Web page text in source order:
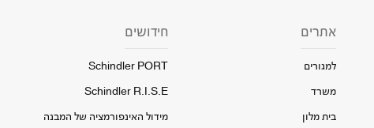
אתרים
למגורים
משרד
בית מלון
חידושים
Schindler PORT
Schindler R.I.S.E
מידול האינפורמציה של המבנה